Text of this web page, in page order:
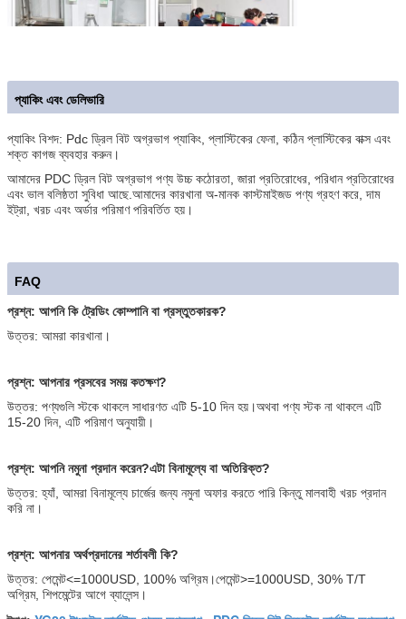
প্যাকিং এবং ডেলিভারি
প্যাকিং বিশদ: Pdc ড্রিল বিট অগ্রভাগ প্যাকিং, প্লাস্টিকের ফেনা, কঠিন প্লাস্টিকের বাক্স এবং
শক্ত কাগজ ব্যবহার করুন।
আমাদের PDC ড্রিল বিট অগ্রভাগ পণ্য উচ্চ কঠোরতা, জারা প্রতিরোধের, পরিধান প্রতিরোধের
এবং ভাল বলিষ্ঠতা সুবিধা আছে.আমাদের কারখানা অ-মানক কাস্টমাইজড পণ্য গ্রহণ করে, দাম
ইট্রা, খরচ এবং অর্ডার পরিমাণ পরিবর্তিত হয়।
FAQ
প্রশ্ন: আপনি কি ট্রেডিং কোম্পানি বা প্রস্তুতকারক?
উত্তর: আমরা কারখানা।
প্রশ্ন: আপনার প্রসবের সময় কতক্ষণ?
উত্তর: পণ্যগুলি স্টকে থাকলে সাধারণত এটি 5-10 দিন হয়।অথবা পণ্য স্টক না থাকলে এটি
15-20 দিন, এটি পরিমাণ অনুযায়ী।
প্রশ্ন: আপনি নমুনা প্রদান করেন?এটা বিনামূল্যে বা অতিরিক্ত?
উত্তর: হ্যাঁ, আমরা বিনামূল্যে চার্জের জন্য নমুনা অফার করতে পারি কিন্তু মালবাহী খরচ প্রদান
করি না।
প্রশ্ন: আপনার অর্থপ্রদানের শর্তাবলী কি?
উত্তর: পেমেন্ট<=1000USD, 100% অগ্রিম।পেমেন্ট>=1000USD, 30% T/T
অগ্রিম, শিপমেন্টের আগে ব্যালেন্স।